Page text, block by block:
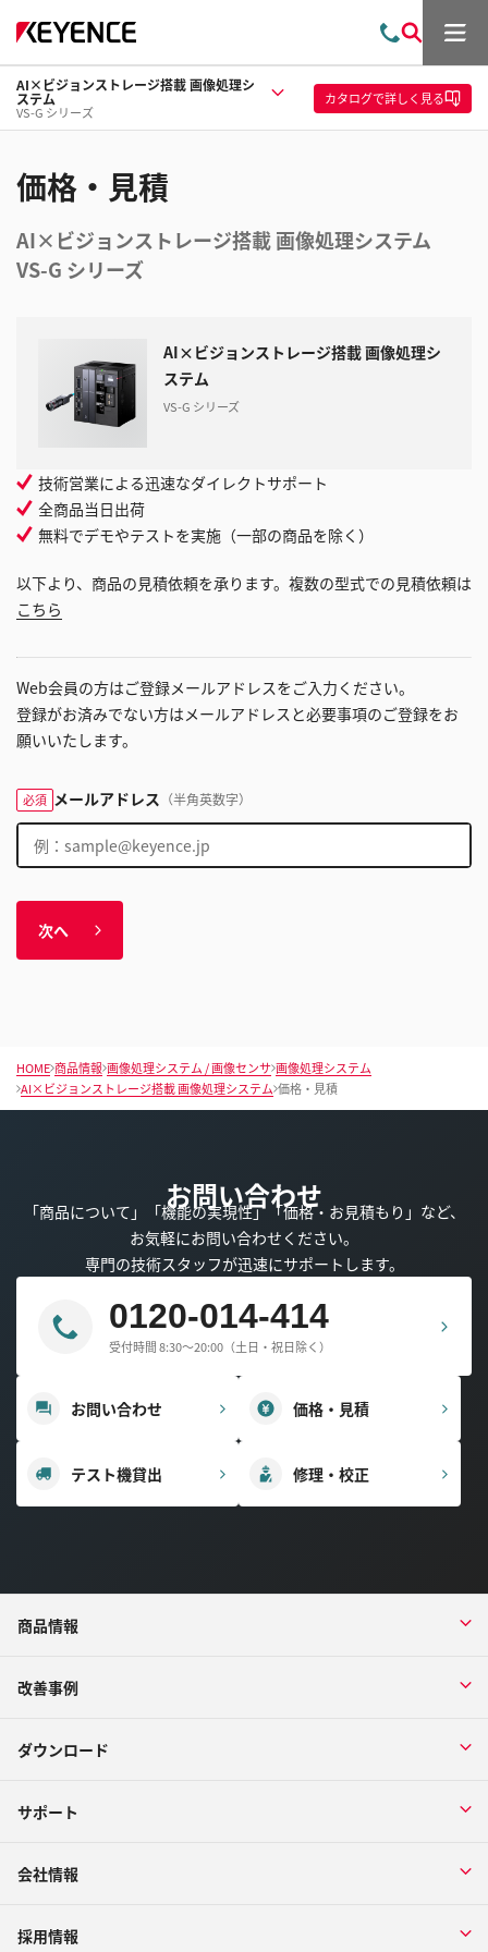
問
い
合
索
メ
ー
AI×ビジョンストレージ搭載 画像処理シ
ステム
VS-G シリーズ
カタログで詳しく見る
価格・見積
AI×ビジョンストレージ搭載 画像処理システム
VS-G シリーズ
AI×ビジョンストレージ搭載 画像処理シ
ステム
VS-G シリーズ
技術営業による迅速なダイレクトサポート
全商品当日出荷
無料でデモやテストを実施（一部の商品を除く）
以下より、商品の見積依頼を承ります。複数の型式での見積依頼は
こちら
Web会員の方はご登録メールアドレスをご入力ください。
登録がお済みでない方はメールアドレスと必要事項のご登録をお
願いいたします。
必須 メールアドレス （半角英数字）
次へ
HOME 商品情報 画像処理システム / 画像センサ 画像処理システム
AI×ビジョンストレージ搭載 画像処理システム 価格・見積
お問い合わせ
「商品について」「機能の実現性」「価格・お見積もり」など、
お気軽にお問い合わせください。
専門の技術スタッフが迅速にサポートします。
0120-014-414
受付時間 8:30～20:00（土日・祝日除く）
お問い合わせ 価格・見積
テスト機貸出 修理・校正
商品情報
改善事例
ダウンロード
サポート
会社情報
採用情報